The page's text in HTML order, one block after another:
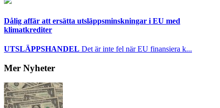
Dålig affär att ersätta utsläppsminskningar i EU med
klimatkrediter
UTSLÄPPSHANDEL Det är inte fel när EU finansiera k...
Mer Nyheter